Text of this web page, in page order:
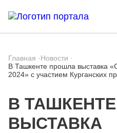
Главная ·Новости ·
В Ташкенте прошла выставка
2024» с участием Курганских
В
ВЫСТАВКА